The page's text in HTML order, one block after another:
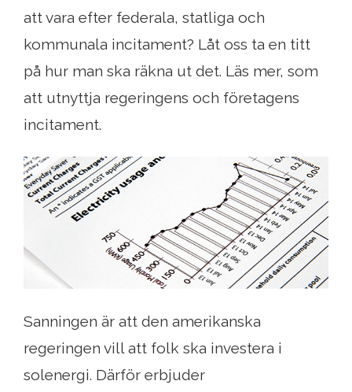
att vara efter federala, statliga och
kommunala incitament? Låt oss ta en titt
på hur man ska räkna ut det. Läs mer, som
att utnyttja regeringens och företagens
incitament.
Sanningen är att den amerikanska
regeringen vill att folk ska investera i
solenergi. Därför erbjuder